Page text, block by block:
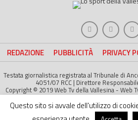
REDAZIONE PUBBLICITÀ PRIVACY
Testata giornalistica registrata al Tribunale di
4051/07 RCC | Direttore
Copyright © 2019 Web Tv della Vallesina - Web
della Jesina Calcio. All right Reserved
Questo sito si avvale dell'utilizzo di